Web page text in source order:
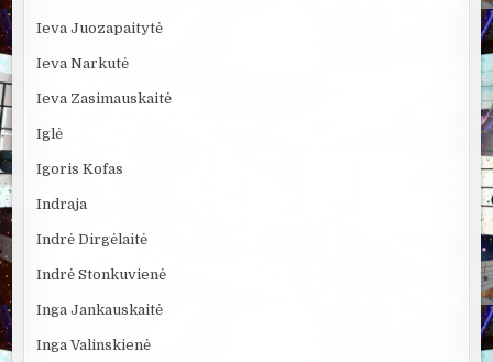
Ieva Juozapaitytė
Ieva Narkutė
Ieva Zasimauskaitė
Iglė
Igoris Kofas
Indraja
Indrė Dirgėlaitė
Indrė Stonkuvienė
Inga Jankauskaitė
Inga Valinskienė